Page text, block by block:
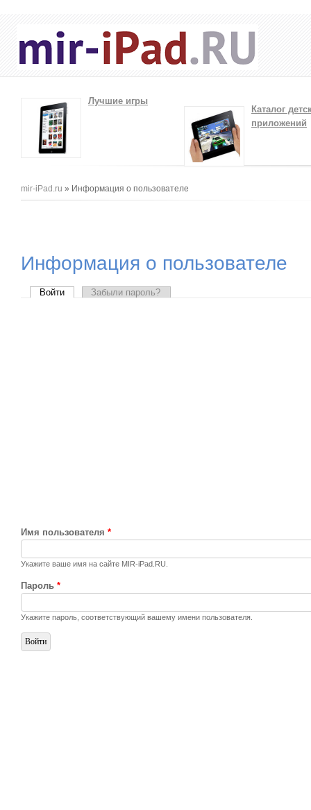
Лучшие игры
Каталог
приложений
Вы здесь
mir-iPad.ru » Информация о пользователе
Информация о пользователе
Главные вкладки
Войти (активная вкладка)
Забыли пароль?
Имя пользователя *
Укажите ваше имя на сайте MIR-iPad.RU.
Пароль *
Укажите пароль, соответствующий вашему имени пользователя.